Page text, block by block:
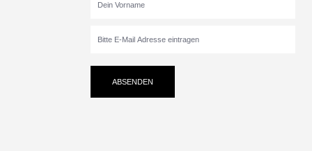
ABSENDEN